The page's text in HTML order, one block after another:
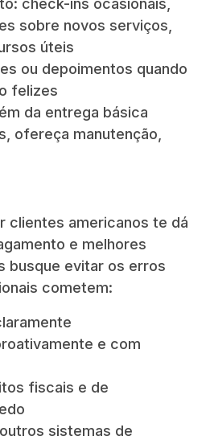
check-ins ocasionais,
sobre novos serviços,
úteis
ou depoimentos quando
felizes
da entrega básica
ofereça manutenção,
clientes americanos te dá
e melhores
busque evitar os erros
cometem:
e com
fiscais e de
sistemas de